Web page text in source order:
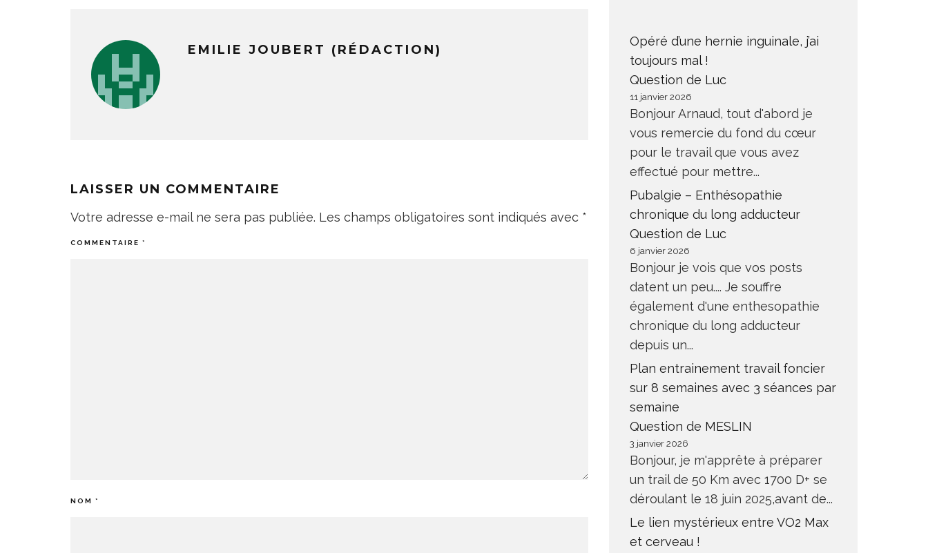
EMILIE JOUBERT (RÉDACTION)
LAISSER UN COMMENTAIRE
Votre adresse e-mail ne sera pas publiée. Les champs obligatoires sont indiqués avec *
COMMENTAIRE *
NOM *
Opéré d’une hernie inguinale, j’ai
toujours mal !
Question de Luc
11 janvier 2026
Bonjour Arnaud, tout d'abord je
vous remercie du fond du cœur
pour le travail que vous avez
effectué pour mettre...
Pubalgie – Enthésopathie
chronique du long adducteur
Question de Luc
6 janvier 2026
Bonjour je vois que vos posts
datent un peu.... Je souffre
également d'une enthesopathie
chronique du long adducteur
depuis un...
Plan entrainement travail foncier
sur 8 semaines avec 3 séances par
semaine
Question de MESLIN
3 janvier 2026
Bonjour, je m'apprête à préparer
un trail de 50 Km avec 1700 D+ se
déroulant le 18 juin 2025,avant de...
Le lien mystérieux entre VO2 Max
et cerveau !